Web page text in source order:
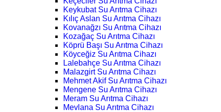
Keykubat Su Arıtma Cihazı
Kılıç Aslan Su Arıtma Cihazı
Kovanağzı Su Arıtma Cihazı
Kozağaç Su Arıtma Cihazı
Köprü Başı Su Arıtma Cihazı
Köyceğiz Su Arıtma Cihazı
Lalebahçe Su Arıtma Cihazı
Malazgirt Su Arıtma Cihazı
Mehmet Akif Su Arıtma Cihazı
Mengene Su Arıtma Cihazı
Meram Su Arıtma Cihazı
Mevlana Su Arıtma Cihazı